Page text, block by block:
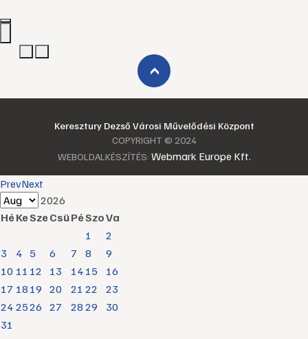
›
Keresztury Dezső Városi Művelődési Központ
COPYRIGHT © 2024
WEBOLDALKÉSZÍTÉS: Webmark Europe Kft.
PrevNext
2026
HéKeSzeCsüPéSzoVa
1
2
3
4 5 6 7 8
9
10 11 12 13 14 15
16
17 18 19 20 21 22
23
24 2526 27 28 29
30
31